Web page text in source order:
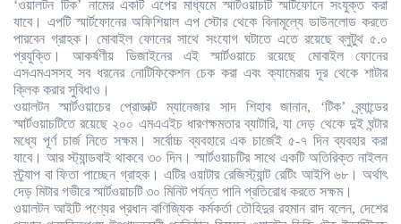
‘ওয়ালটন টিক’ নামের একটি এপের মাধ্যমে স্মার্টওয়াচটি স্মার্টফোনে সংযুক্ত করা
যাবে। এপটি স্মার্টফোনের অফিশিয়াল এপ স্টোর থেকে বিনামূল্যে ডাউনলোড করতে
পারবেন গ্রাহক। মোবাইল ফোনের সাথে সংযোগ ঘটাতে এতে রয়েছে ব্লুটুথ ৫.০
প্রযুক্তি। আকর্ষণীয় ডিজাইনের এই স্মার্টওয়াচে রয়েছে মোবাইল ফোনের
এসএমএসসহ সব ধরনের নোটিফিকেশন চেক করা এবং ক্যামেরায় দূর থেকে শাটার
ক্লিক করার সুবিধাও।
ওয়ালটন স্মার্টওয়াচের প্রোডাক্ট ম্যানেজার সাদ শিহাব জানান, ‘টিক’ব্র্যান্ডের
স্মার্টওয়াচটিতে রয়েছে ২০০ এমএএইচ ধারণক্ষমতার ব্যাটারি,যা দেড় থেকে দুই ঘন্টার
মধ্যে পূর্ণ চার্জ নিতে সক্ষম। সর্বোচ্চ ব্যবহারে এক চার্জেই ৫-৭ দিন ব্যবহার করা
যাবে। আর স্ট্যান্ডবাই থাকবে ৩০ দিন। স্মার্টওয়াচটির সাথে একটি অতিরিক্ত নাইলন
স্ট্র্যাপ বা ফিতা পাচ্ছেন গ্রাহক। এটির ওয়াটার রেজিস্ট্যান্ট রেটিং আইপি ৬৮। অর্থাৎ
দেড় মিটার গভীরে স্মার্টওয়াচটি ৩০ মিনিট পর্যন্ত পানি প্রতিরোধ করতে সক্ষম।
ওয়ালটন আইটি পণ্যের প্রধান বাণিজ্যিক কর্মকর্তা তৌহিদুর রহমান রাদ বলেন,দেশের